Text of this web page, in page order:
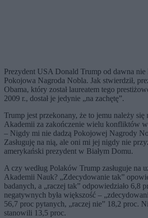
Prezydent USA Donald Trump od dawna
Pokojowa Nagroda Nobla. Jak stwierdził,
Obama, który został laureatem tego
2009 r., dostał je jedynie „na zachętę”.
Trump jest przekonany, że to jemu należy się
Akademii za zakończenie wielu konfliktów
– Nigdy mi nie dadzą Pokojowej Nagrody
Zasługuję na nią, ale oni mi jej nigdy nie
amerykański prezydent w Białym Domu.
A czy według Polaków Trump zasługuje na
Akademii Nauk? „Zdecydowanie tak”
badanych, a „raczej tak” odpowiedziało 6,8
negatywnych była większość –
56,7 proc pytanych, „raczej nie” 18,2 proc.
stanowili 13,5 proc.